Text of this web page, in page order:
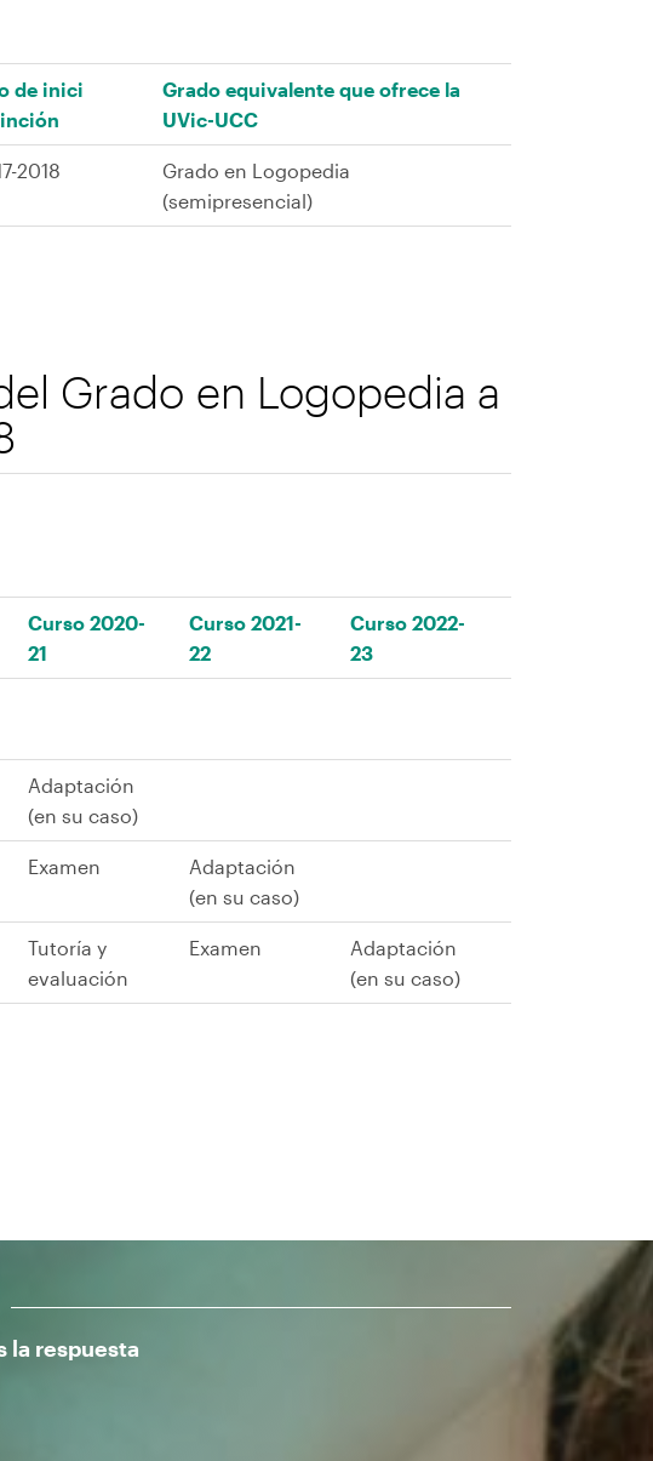
de inici
Grado equivalente que ofrece la
UVic-UCC
2018
Grado en Logopedia
(semipresencial)
Grado en Logopedia a
Curso 2020-
21
Curso 2021-
22
Curso 2022-
23
Adaptación
(en su caso)
Examen
Adaptación
(en su caso)
Tutoría y
evaluación
Examen
Adaptación
(en su caso)
la respuesta